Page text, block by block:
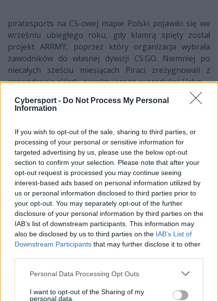
Cybersport - Do Not Process My Personal
Information
If you wish to opt-out of the sale, sharing to third parties, or
processing of your personal or sensitive information for
targeted advertising by us, please use the below opt-out
section to confirm your selection. Please note that after your
opt-out request is processed you may continue seeing
interest-based ads based on personal information utilized by
us or personal information disclosed to third parties prior to
your opt-out. You may separately opt-out of the further
disclosure of your personal information by third parties on the
IAB’s list of downstream participants. This information may
also be disclosed by us to third parties on the IAB’s List of
Downstream Participants that may further disclose it to other
Personal Data Processing Opt Outs
I want to opt-out of the Sharing of my
personal data.
piratesports na CS-owej mapie Polski pojawiło się we
wrześniu ubiegłego roku, gdy klamrą spięty został
projekt ARRMY, poprzez który organizacja wybrała
zawodników do własnej dywizji CS:GO. Niemniej po
niecałych sześciu miesiącach Piraci zrezygnowali z
prowadzenia składu rywalizującego w produkcji Valve.
Oryginalne zestawienie piratesports bardzo różniło się
od tego, które było wystawiane przez organizację w
dwa miesiące temu w formacji doszło do całkowitej
zmiany koncepcji, a fotel zachował tylko jeden z pięciu
graczy, Łukasz „MWLKY” Pachucki. Wakaty wypełnili
inni uczestnicy projektu – Maciej „mYR” Żuk, Kamil
„suonko” Węgrzynkiewicz i Łukasz „splawik” Jahns –
oraz krótko reprezentujący AVEZ Kacper „Riczi
Maszynka” Benc. Po styczniowych roszadach drużynę
na placu boju mogliśmy oglądać m.in. w ramach 36.
sezonu ligi ESEA Main, gdzie do tej pory w dwunastu
spotkaniach uzbierała siedem zwycięstw. Na początku
Mistrzostw Polski Wiosna, jednak niczego w nich nie
wskórali.